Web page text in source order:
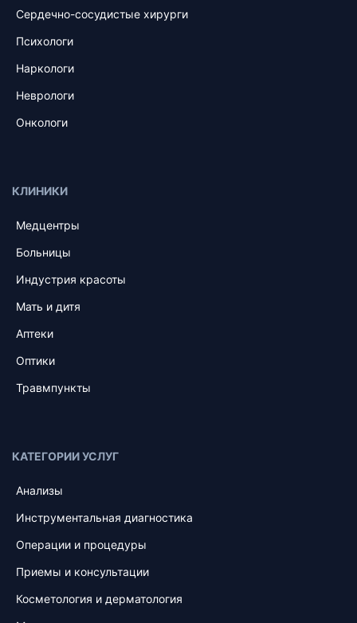
Сердечно-сосудистые хирурги
Психологи
Наркологи
Неврологи
Онкологи
КЛИНИКИ
Медцентры
Больницы
Индустрия красоты
Мать и дитя
Аптеки
Оптики
Травмпункты
КАТЕГОРИИ УСЛУГ
Анализы
Инструментальная диагностика
Операции и процедуры
Приемы и консультации
Косметология и дерматология